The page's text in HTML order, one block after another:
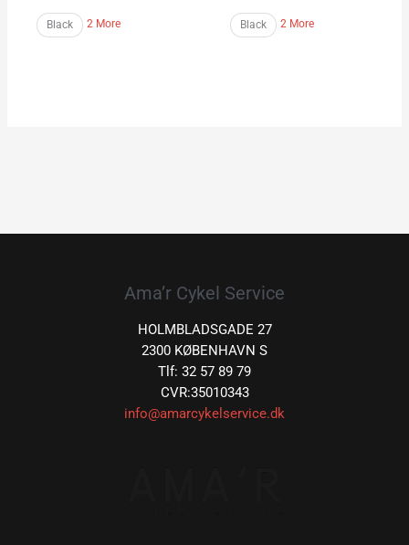
Black 2 More Black 2 More
Ama’r Cykel Service
HOLMBLADSGADE 27
2300 KØBENHAVN S
Tlf: 32 57 89 79
CVR:35010343
info@amarcykelservice.dk